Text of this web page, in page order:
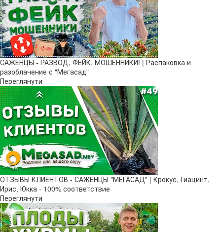
САЖЕНЦЫ - РАЗВОД, ФЕЙК, МОШЕННИКИ! | Распаковка и
разоблачение с "Мегасад"
Переглянути
ОТЗЫВЫ КЛИЕНТОВ - САЖЕНЦЫ "МЕГАСАД" | Крокус, Гиацинт,
Ирис, Юкка - 100% соответствие
Переглянути